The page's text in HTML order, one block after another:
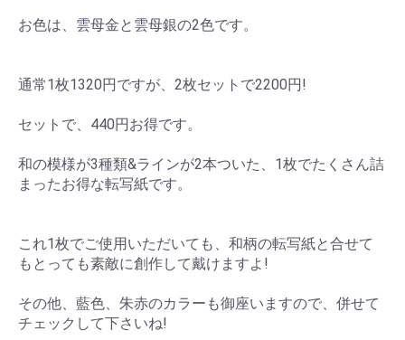
お色は、雲母金と雲母銀の2色です。
通常1枚1320円ですが、2枚セットで2200円!
セットで、440円お得です。
和の模様が3種類&ラインが2本ついた、1枚でたくさん詰
まったお得な転写紙です。
これ1枚でご使用いただいても、和柄の転写紙と合せて
もとっても素敵に創作して戴けますよ!
その他、藍色、朱赤のカラーも御座いますので、併せて
チェックして下さいね!